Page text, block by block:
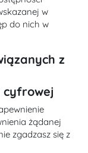
w
do nich w
z
cyfrowej
żądanej
zgadzasz się z